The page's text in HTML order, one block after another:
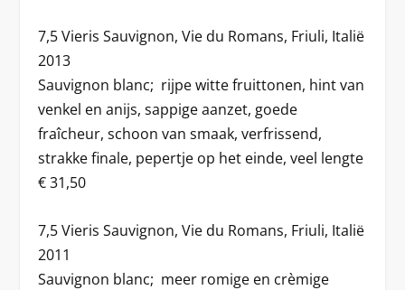
7,5 Vieris Sauvignon, Vie du Romans, Friuli, Italië
2013
Sauvignon blanc; rijpe witte fruittonen, hint van
venkel en anijs, sappige aanzet, goede
fraîcheur, schoon van smaak, verfrissend,
strakke finale, pepertje op het einde, veel lengte
€ 31,50
7,5 Vieris Sauvignon, Vie du Romans, Friuli, Italië
2011
Sauvignon blanc; meer romige en crèmige